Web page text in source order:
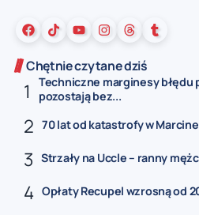
Chętnie czytane dziś
Techniczne marginesy
pozostają bez...
70 lat od katastrofy w
Strzały na Uccle – ranny
Opłaty Recupel wzrosną od